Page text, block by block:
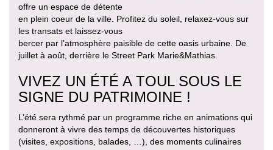
offre un espace de détente
en plein coeur de la ville. Profitez du soleil, relaxez-vous sur
les transats et laissez-vous
bercer par l’atmosphère paisible de cette oasis urbaine. De
juillet à août, derrière le Street Park Marie&Mathias.
VIVEZ UN ÉTÉ A TOUL SOUS LE
SIGNE DU PATRIMOINE !
L’été sera rythmé par un programme riche en animations qui
donneront à vivre des temps de découvertes historiques
(visites, expositions, balades, …), des moments culinaires